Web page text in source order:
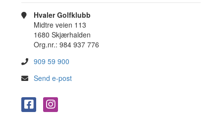
Hvaler Golfklubb
Midtre veien 113
1680 Skjærhalden
Org.nr.: 984 937 776
909 59 900
Send e-post